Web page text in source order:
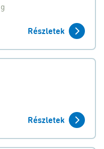
Részletek
Részletek